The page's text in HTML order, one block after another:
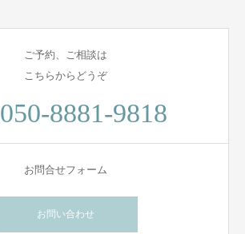
ご予約、ご相談は
こちらからどうぞ
050-8881-9818
お問合せフォーム
お問い合わせ